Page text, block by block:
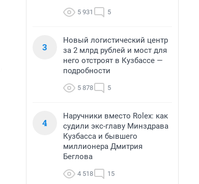
5 931 5
3
Новый логистический центр
за 2 млрд рублей и мост для
него отстроят в Кузбассе —
подробности
5 878 5
4
Наручники вместо Rolex: как
судили экс-главу Минздрава
Кузбасса и бывшего
миллионера Дмитрия
Беглова
4 518 15